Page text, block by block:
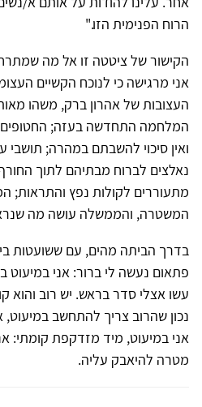
הרוח הפנימית הזו."
הקישור של ציטטה זו אל מה
אני מרגישה כי לנוכח הקשיים
העצובות של אהרון ברק, משהו
המלחמה התחדשה בעזה; החטופים
ואין סיכוי להשבתם במהרה; תושבי
נאלצים לברוח מבתיהם לתוך
מתעוררים לקולות נפץ והתראות;
המשטרה, והממשלה עושה מה
בדרך הביתה מהים, עם ששועטות
פתאום נעשה לי ברור: אני במיעוט
עשו אצלי סדר בראש. יש רוב והוא
נכון שהרוב צריך להתחשב
אני במיעוט, מיד מזדקפת קומתי:
מטרה להיאבק עליה.